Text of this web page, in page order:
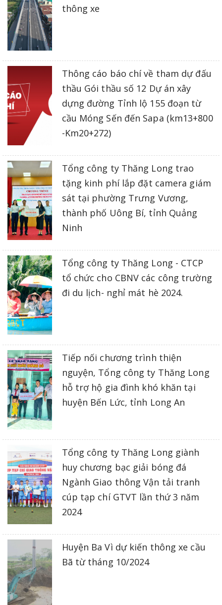
thông xe
Thông cáo báo chí về tham dự đấu
thầu Gói thầu số 12 Dự án xây
dựng đường Tỉnh lộ 155 đoạn từ
cầu Móng Sến đến Sapa (km13+800
-Km20+272)
Tổng công ty Thăng Long trao
tặng kinh phí lắp đặt camera giám
sát tại phường Trưng Vương,
thành phố Uông Bí, tỉnh Quảng
Ninh
Tổng công ty Thăng Long - CTCP
tổ chức cho CBNV các công trường
đi du lịch- nghỉ mát hè 2024.
Tiếp nối chương trình thiện
nguyện, Tổng công ty Thăng Long
hỗ trợ hộ gia đình khó khăn tại
huyện Bến Lức, tỉnh Long An
Tổng công ty Thăng Long giành
huy chương bạc giải bóng đá
Ngành Giao thông Vận tải tranh
cúp tạp chí GTVT lần thứ 3 năm
2024
Huyện Ba Vì dự kiến thông xe cầu
Bã từ tháng 10/2024